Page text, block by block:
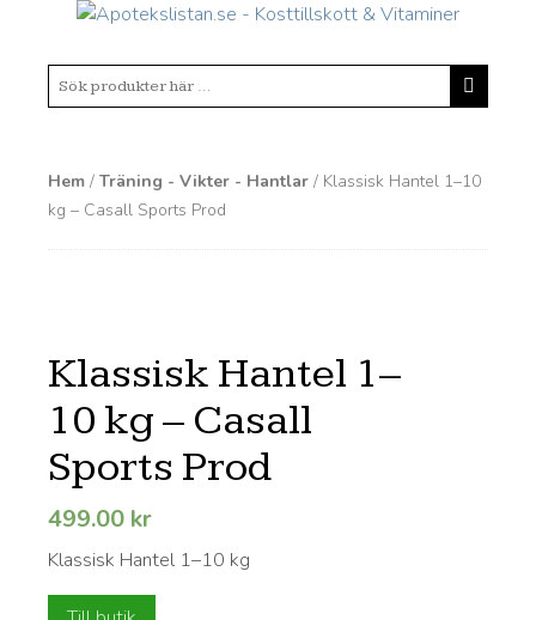
Hem / Träning - Vikter - Hantlar / Klassisk Hantel 1–10
kg – Casall Sports Prod
Klassisk Hantel 1–
10 kg – Casall
Sports Prod
499.00 kr
Klassisk Hantel 1–10 kg